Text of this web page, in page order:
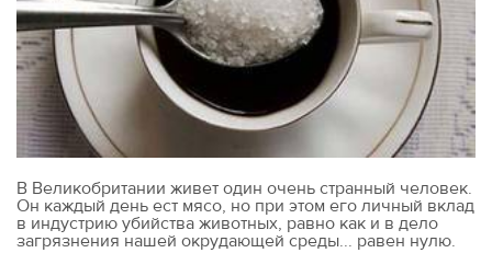
В Великобритании живет один очень странный человек.
Он каждый день ест мясо, но при этом его личный вклад
в индустрию убийства животных, равно как и в дело
загрязнения нашей окрудающей среды... равен нулю.